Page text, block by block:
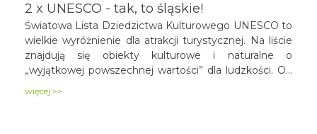
2 x UNESCO - tak, to śląskie!
Światowa Lista Dziedzictwa Kulturowego UNESCO to
wielkie wyróżnienie dla atrakcji turystycznej. Na liście
znajdują się obiekty kulturowe i naturalne o
„wyjątkowej powszechnej wartości” dla ludzkości. Od
mogą Tarnowskie Góry. Drugi magnes na turystów,
więcej >>